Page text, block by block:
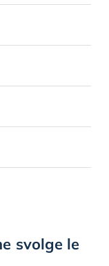
svolge le